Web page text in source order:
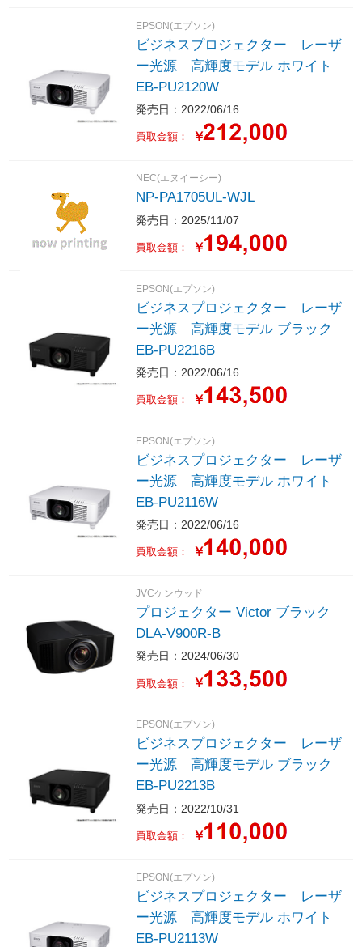
EPSON(エプソン)
ビジネスプロジェクター レーザ
ー光源 高輝度モデル ホワイト
EB-PU2120W
発売日：2022/06/16
買取金額： ￥
NEC(エヌイーシー)
NP-PA1705UL-WJL
発売日：2025/11/07
買取金額： ￥
EPSON(エプソン)
ビジネスプロジェクター レーザ
ー光源 高輝度モデル ブラック
EB-PU2216B
発売日：2022/06/16
買取金額： ￥
EPSON(エプソン)
ビジネスプロジェクター レーザ
ー光源 高輝度モデル ホワイト
EB-PU2116W
発売日：2022/06/16
買取金額： ￥
JVCケンウッド
プロジェクター Victor ブラック
DLA-V900R-B
発売日：2024/06/30
買取金額： ￥
EPSON(エプソン)
ビジネスプロジェクター レーザ
ー光源 高輝度モデル ブラック
EB-PU2213B
発売日：2022/10/31
買取金額： ￥
EPSON(エプソン)
ビジネスプロジェクター レーザ
ー光源 高輝度モデル ホワイト
EB-PU2113W